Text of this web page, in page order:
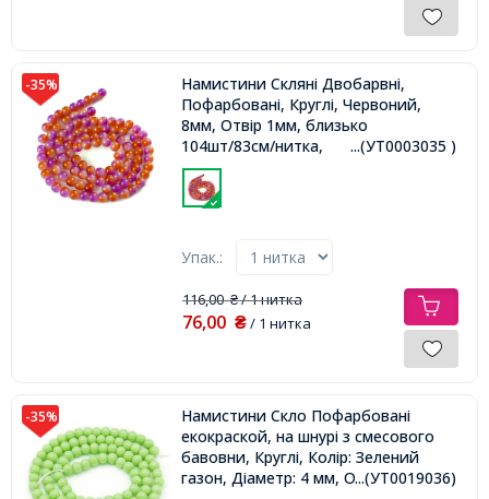
-35%
Намистини Скляні Двобарвні,
Пофарбовані, Круглі, Червоний,
8мм, Отвір 1мм, близько
104шт/83см/нитка,
...(УТ0003035 )
Упак.:
116,00₴/ 1 нитка
76,00 ₴/ 1 нитка
-35%
Намистини Скло Пофарбовані
екокраской, на шнурі з смесового
бавовни, Круглі, Колір: Зелений
газон, Діаметр: 4 мм, Отвір 1мм,
...(УТ0019036)